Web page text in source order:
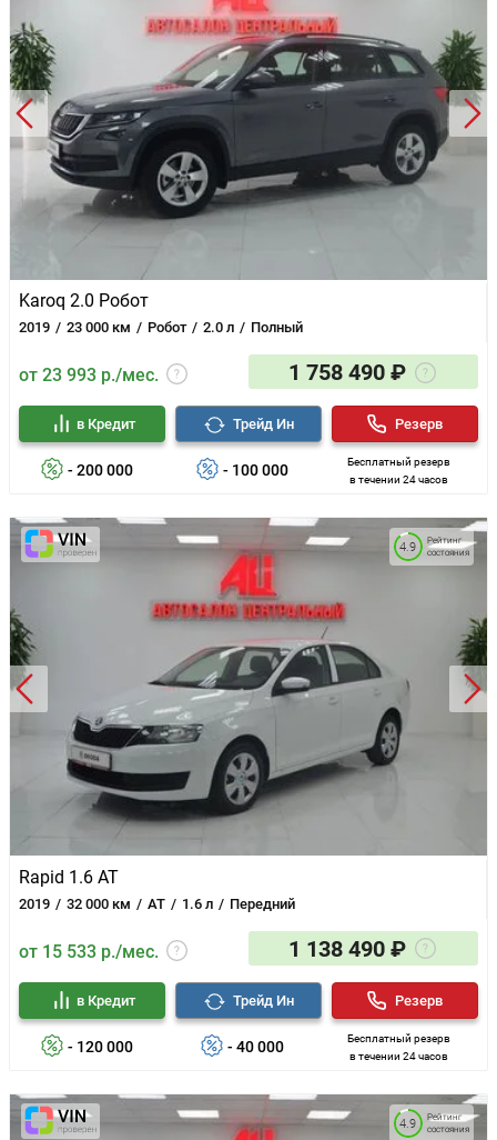
Karoq 2.0 Робот
2019 23 000 км Робот 2.0 л Полный
от 23 993 р./мес. 1 758 490 ₽
- 200 000
в Кредит
- 100 000
Трейд Ин
Бесплатный резерв
в течении 24 часов
Резерв
Rapid 1.6 AT
2019 32 000 км AT 1.6 л Передний
Рейтинг
состояния
4.9
от 15 533 р./мес. 1 138 490 ₽
- 120 000
в Кредит
- 40 000
Трейд Ин
Бесплатный резерв
в течении 24 часов
Резерв
Рейтинг
состояния
4.9